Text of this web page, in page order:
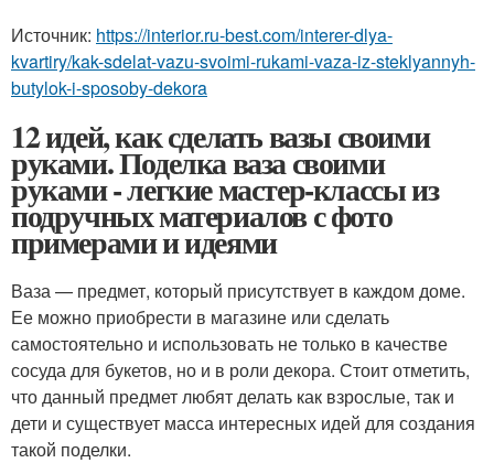
Источник: https://interior.ru-best.com/interer-dlya-
kvartiry/kak-sdelat-vazu-svoimi-rukami-vaza-iz-steklyannyh-
butylok-i-sposoby-dekora
12 идей, как сделать вазы своими
руками. Поделка ваза своими
руками - легкие мастер-классы из
подручных материалов с фото
примерами и идеями
Ваза — предмет, который присутствует в каждом доме.
Ее можно приобрести в магазине или сделать
самостоятельно и использовать не только в качестве
сосуда для букетов, но и в роли декора. Стоит отметить,
что данный предмет любят делать как взрослые, так и
дети и существует масса интересных идей для создания
такой поделки.